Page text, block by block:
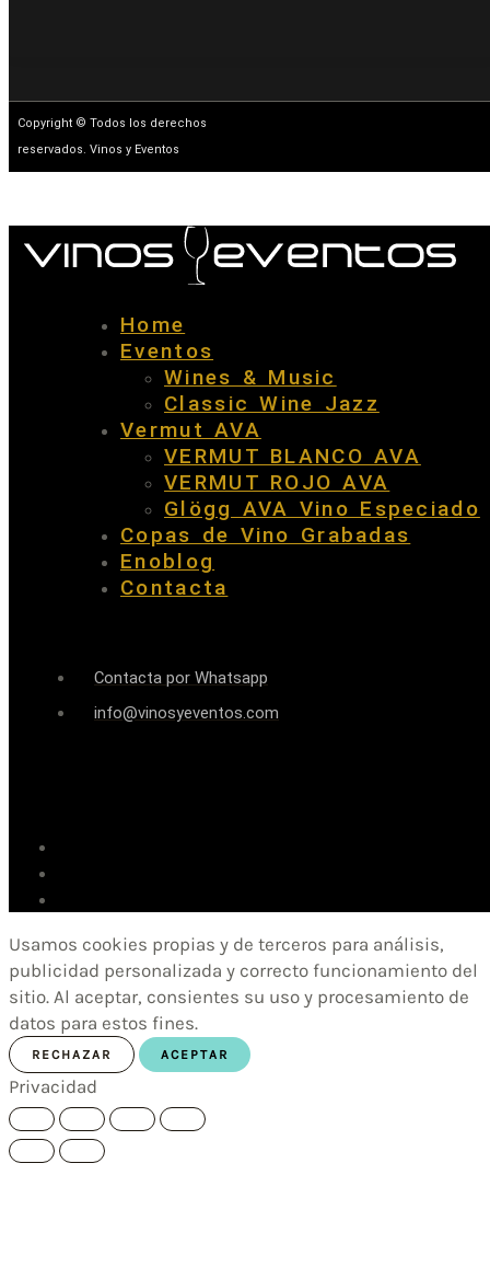
Copyright © Todos los derechos
reservados. Vinos y Eventos
Home
Eventos
Wines & Music
Classic Wine Jazz
Vermut AVA
VERMUT BLANCO AVA
VERMUT ROJO AVA
Glögg AVA Vino Especiado
Copas de Vino Grabadas
Enoblog
Contacta
Contacta por Whatsapp
info@vinosyeventos.com
Usamos cookies propias y de terceros para análisis,
publicidad personalizada y correcto funcionamiento del
sitio. Al aceptar, consientes su uso y procesamiento de
datos para estos fines.
RECHAZAR ACEPTAR
Privacidad